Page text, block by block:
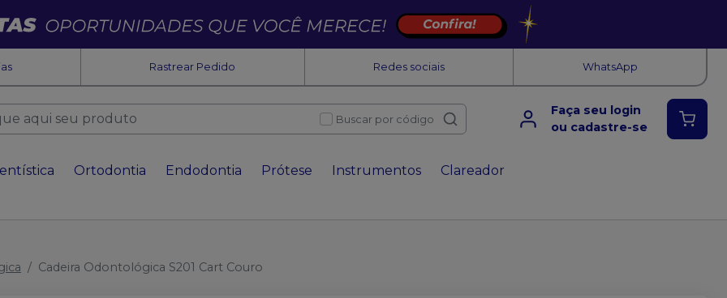
Rastrear Pedido Redes sociais WhatsApp
Buscar por código
Faça seu login
ou cadastre-se
Ortodontia Endodontia Prótese Instrumentos Clareador
Cadeira Odontológica S201 Cart Couro